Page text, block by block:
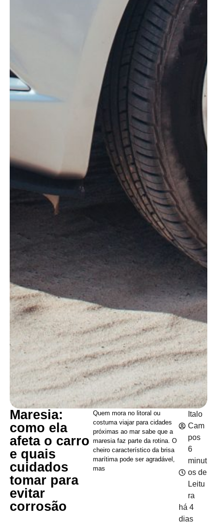
Maresia:
como ela
afeta o carro
e quais
cuidados
tomar para
evitar
corrosão
Quem mora no litoral ou
costuma viajar para cidades
próximas ao mar sabe que a
maresia faz parte da rotina. O
cheiro característico da brisa
marítima pode ser agradável,
mas
Italo
Cam
pos
6
minut
os de
Leitu
ra
há 4
dias